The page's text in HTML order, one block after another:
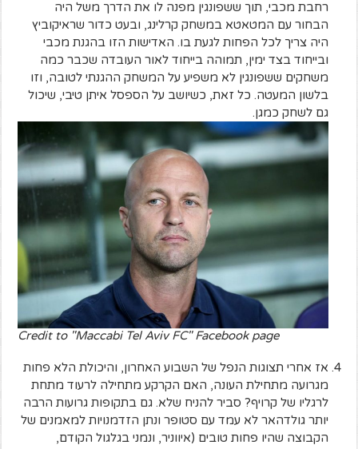
רחבת מכבי, תוך ששפונגין מפנה לו את הדרך משל היה
הבחור עם המטאטא במשחק קרלינג, ובעט כדור שראיקוביץ
היה צריך לכל הפחות לגעת בו. האדישות הזו בהגנת מכבי
ובייחוד בצד ימין, תמוהה בייחוד לאור העובדה שכבר כמה
משחקים ששפונגין לא משפיע על המשחק ההגנתי לטובה, וזו
בלשון המעטה. כל זאת, כשיושב על הספסל איתן טיבי, שיכול
גם לשחק כמגן.
Credit to "Maccabi Tel Aviv FC" Facebook page
אז אחרי תצוגות הנפל של השבוע האחרון, והיכולת הלא פחות
מגרועה מתחילת העונה, האם הקרקע מתחילה לרעוד מתחת
לרגליו של קרויף? סביר להניח שלא. גם בתקופות גרועות הרבה
יותר גולדהאר לא עמד עם סטופר ונתן הזדמנויות למאמנים של
הקבוצה שהיו פחות טובים (איווניר, ונמני בגלגול הקודם,